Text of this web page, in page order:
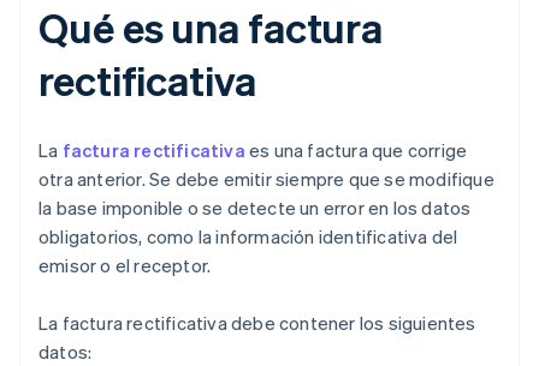
Qué es una factura
rectificativa
La factura rectificativa es una factura que corrige
otra anterior. Se debe emitir siempre que se modifique
la base imponible o se detecte un error en los datos
obligatorios, como la información identificativa del
emisor o el receptor.
La factura rectificativa debe contener los siguientes
datos: